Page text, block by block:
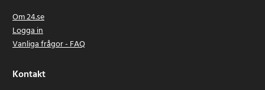
Om 24.se
Logga in
Vanliga frågor - FAQ
Kontakt